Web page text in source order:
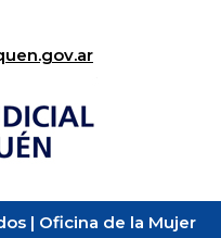
| Oficina de la Mujer